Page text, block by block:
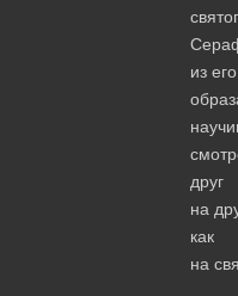
из его
друг
на
как
на